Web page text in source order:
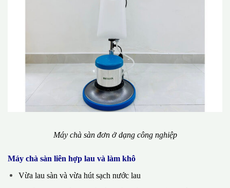
Máy chà sàn đơn ở dạng công nghiệp
Máy chà sàn liên hợp lau và làm khô
Vừa lau sàn và vừa hút sạch nước lau